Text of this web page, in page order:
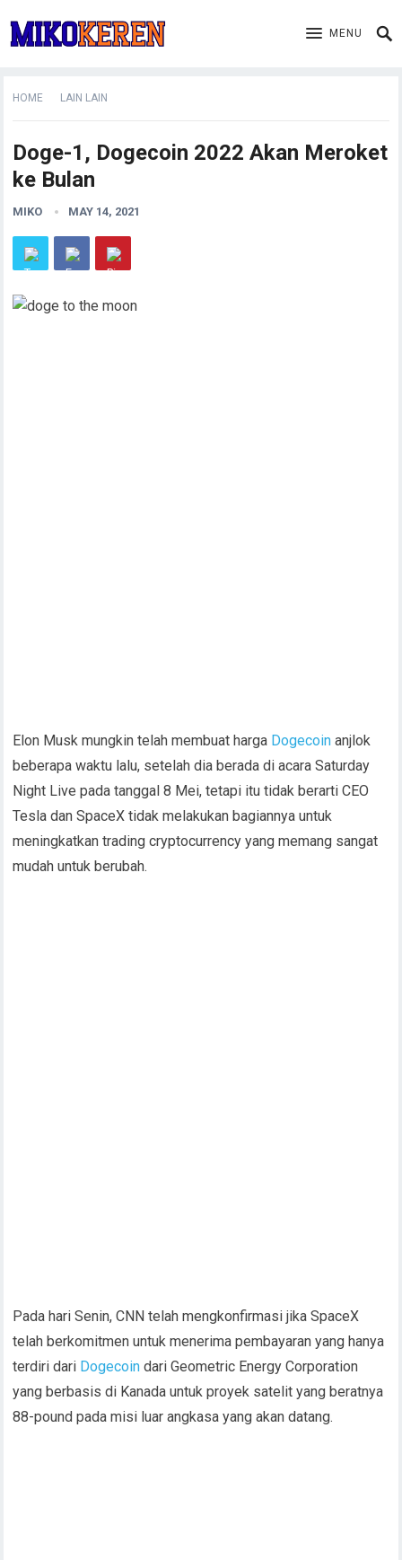
MENU
HOME LAIN LAIN
Doge-1, Dogecoin 2022 Akan Meroket
ke Bulan
MIKO MAY 14, 2021
Elon Musk mungkin telah membuat harga Dogecoin anjlok
beberapa waktu lalu, setelah dia berada di acara Saturday
Night Live pada tanggal 8 Mei, tetapi itu tidak berarti CEO
Tesla dan SpaceX tidak melakukan bagiannya untuk
meningkatkan trading cryptocurrency yang memang sangat
mudah untuk berubah.
Pada hari Senin, CNN telah mengkonfirmasi jika SpaceX
telah berkomitmen untuk menerima pembayaran yang hanya
terdiri dari Dogecoin dari Geometric Energy Corporation
yang berbasis di Kanada untuk proyek satelit yang beratnya
88-pound pada misi luar angkasa yang akan datang.